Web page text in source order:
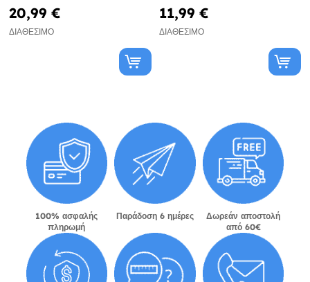
20,99 €
ΔΙΑΘΈΣΙΜΟ
11,99 €
ΔΙΑΘΈΣΙΜΟ
100% ασφαλής
πληρωμή
Παράδοση 6 ημέρες
Δωρεάν αποστολή
από 60€